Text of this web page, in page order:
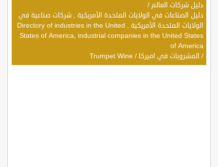
دليل شركات العالم /
دليل الصناعات في الولايات المتحدة الأمريكية , شركات صناعية في
الولايات المتحدة الأمريكية , Directory of industries in the United
States of America, industrial companies in the United States
of America
/ المشروبات في اميركا /
Trumpet Wine